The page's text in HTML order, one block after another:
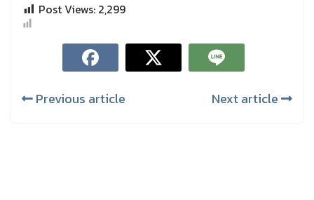
Post Views: 2,299
Previous article Next article